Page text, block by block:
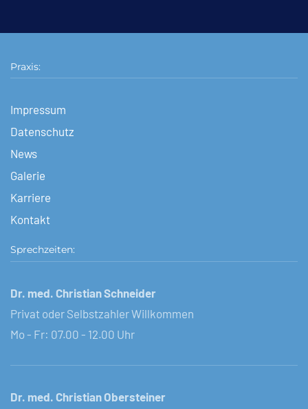
Praxis:
Impressum
Datenschutz
News
Galerie
Karriere
Kontakt
Sprechzeiten:
Dr. med. Christian Schneider
Privat oder Selbstzahler Willkommen
Mo - Fr: 07.00 - 12.00 Uhr
Dr. med. Christian Obersteiner